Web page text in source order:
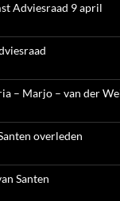
Adviesraad 9 april
– Marjo – van der
overleden
Santen